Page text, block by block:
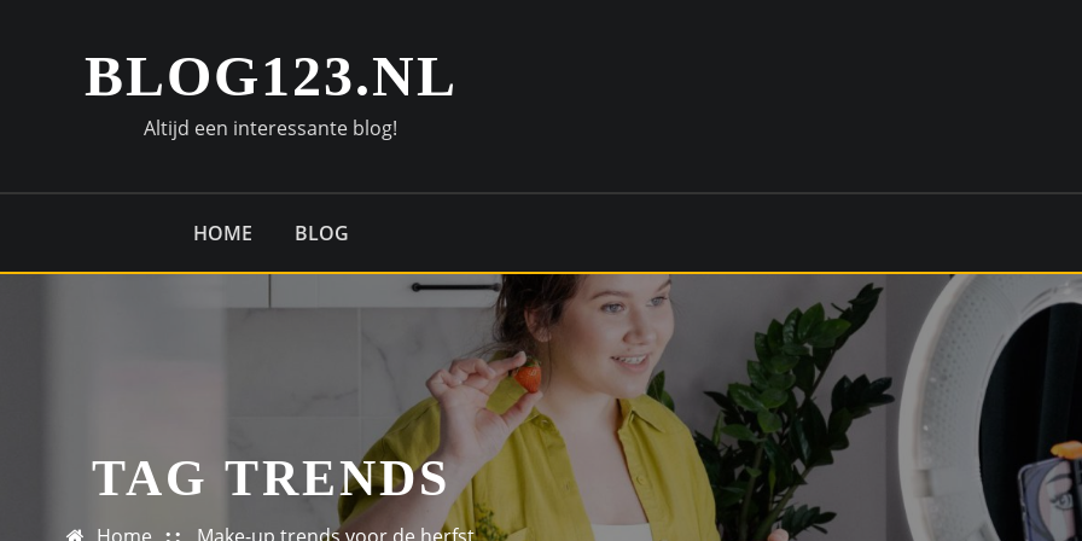
BLOG123.NL
Altijd een interessante blog!
HOME BLOG
TAG TRENDS